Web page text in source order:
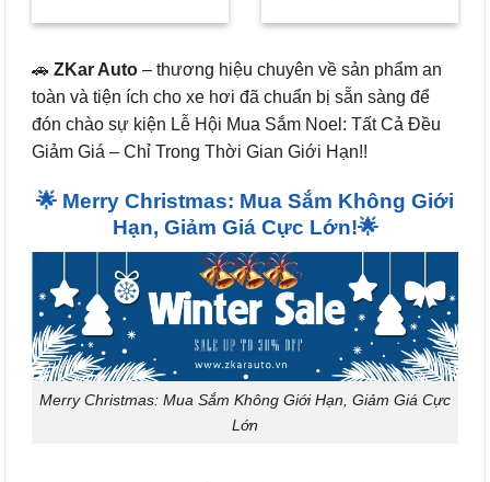
🚗 ZKar Auto – thương hiệu chuyên về sản phẩm an
toàn và tiện ích cho xe hơi đã chuẩn bị sẵn sàng để
đón chào sự kiện Lễ Hội Mua Sắm Noel: Tất Cả Đều
Giảm Giá – Chỉ Trong Thời Gian Giới Hạn!!
🌟 Merry Christmas: Mua Sắm Không Giới
Hạn, Giảm Giá Cực Lớn!🌟
Merry Christmas: Mua Sắm Không Giới Hạn, Giảm Giá Cực
Lớn